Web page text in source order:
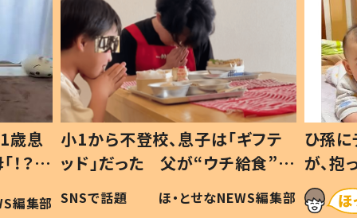
歳息
？」
編集部
小1から不登校、息子は「ギフテ
ッド」だった 父が“ウチ給食”を
作り続ける理由とは #令和の親
#令和の子
SNSで話題 ほ・とせなNEWS編集部
ひ孫
が、
「涙が
い」